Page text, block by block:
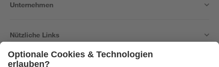
Unternehmen
Nützliche Links